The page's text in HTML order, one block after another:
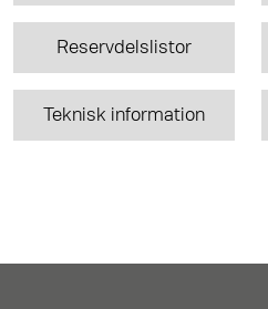
Reservdelslistor
Teknisk information